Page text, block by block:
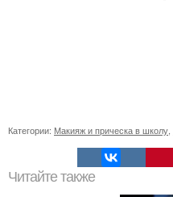
Категории: Макияж и прическа в школу
Читайте также